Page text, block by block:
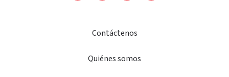
Contáctenos
Quiénes somos